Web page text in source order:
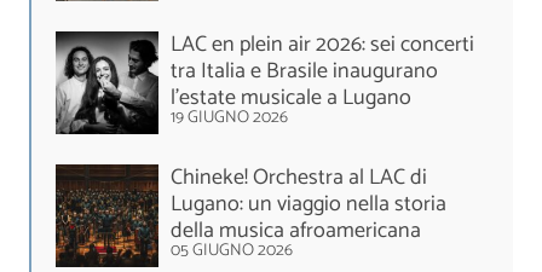
LAC en plein air 2026: sei concerti
tra Italia e Brasile inaugurano
l'estate musicale a Lugano
19 GIUGNO 2026
Chineke! Orchestra al LAC di
Lugano: un viaggio nella storia
della musica afroamericana
05 GIUGNO 2026